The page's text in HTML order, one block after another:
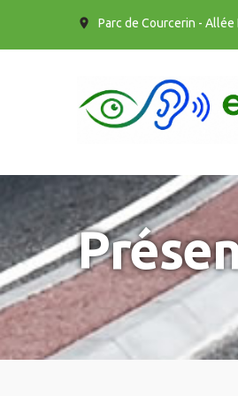
Parc de Courcerin -